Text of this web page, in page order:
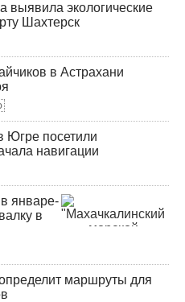
выявила экологические
Шахтерск
в Астрахани
Югре посетили
навигации
январе-
в
маршруты для